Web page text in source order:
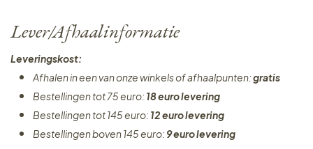
Lever/Afhaalinformatie
Leveringskost:
Afhalen in een van onze winkels of afhaalpunten:gratis
Bestellingen tot 75 euro: 18 euro levering
Bestellingen tot 145 euro: 12 euro levering
Bestellingen boven 145 euro: 9 euro levering